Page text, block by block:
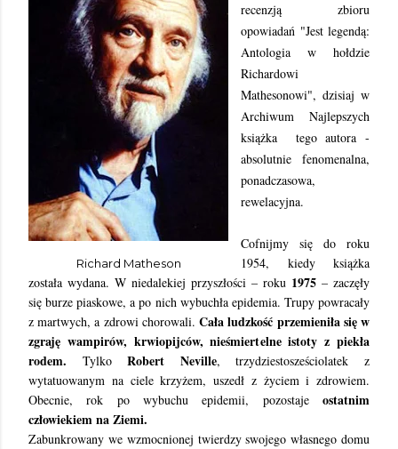
Richard Matheson
recenzją zbioru
opowiadań "Jest legendą:
Antologia w hołdzie
Richardowi
Mathesonowi", dzisiaj w
Archiwum Najlepszych
książka tego autora -
absolutnie fenomenalna,
ponadczasowa,
rewelacyjna.
Cofnijmy się do roku
1954, kiedy książka
została wydana. W niedalekiej przyszłości – roku 1975 – zaczęły
się burze piaskowe, a po nich wybuchła epidemia. Trupy powracały
z martwych, a zdrowi chorowali.Cała ludzkość przemieniła się w
zgraję wampirów, krwiopijców, nieśmiertelne istoty z piekła
rodem. TylkoRobert Neville, trzydziestosześciolatek z
wytatuowanym na ciele krzyżem, uszedł z życiem i zdrowiem.
Obecnie, rok po wybuchu epidemii, pozostaje ostatnim
człowiekiem na Ziemi.
Zabunkrowany we wzmocnionej twierdzy swojego własnego domu